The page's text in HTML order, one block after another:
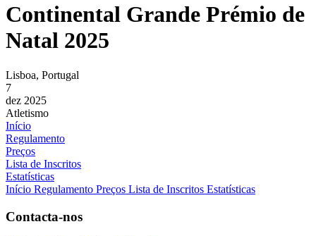
Continental Grande Prémio de
Natal 2025
Lisboa, Portugal
7
dez 2025
Atletismo
Início
Regulamento
Preços
Lista de Inscritos
Estatísticas
Início Regulamento Preços Lista de Inscritos Estatísticas
Contacta-nos